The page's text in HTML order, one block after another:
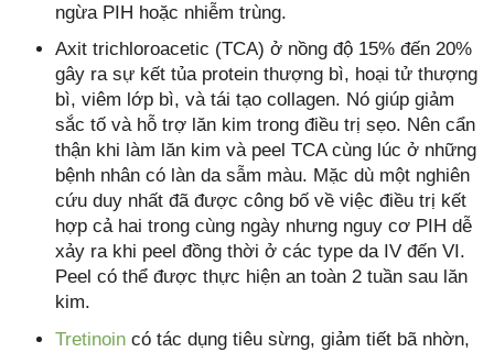
ngừa PIH hoặc nhiễm trùng.
Axit trichloroacetic (TCA) ở nồng độ 15% đến 20%
gây ra sự kết tủa protein thượng bì, hoại tử thượng
bì, viêm lớp bì, và tái tạo collagen. Nó giúp giảm
sắc tố và hỗ trợ lăn kim trong điều trị sẹo. Nên cẩn
thận khi làm lăn kim và peel TCA cùng lúc ở những
bệnh nhân có làn da sẫm màu. Mặc dù một nghiên
cứu duy nhất đã được công bố về việc điều trị kết
hợp cả hai trong cùng ngày nhưng nguy cơ PIH dễ
xảy ra khi peel đồng thời ở các type da IV đến VI.
Peel có thể được thực hiện an toàn 2 tuần sau lăn
kim.
Tretinoin có tác dụng tiêu sừng, giảm tiết bã nhờn,